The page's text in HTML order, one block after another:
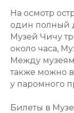
На осмотр
один полный
Музей Чичу
около часа,
Между
также можно
у паромного
Билеты в